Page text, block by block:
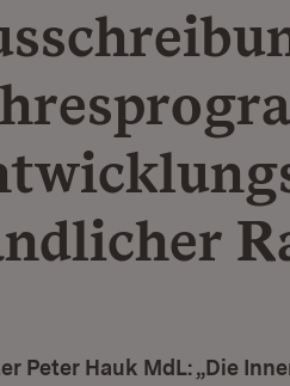
Peter Hauk MdL: „Die